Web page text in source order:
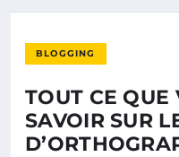
BLOGGING
TOUT CE QUE
SAVOIR SUR